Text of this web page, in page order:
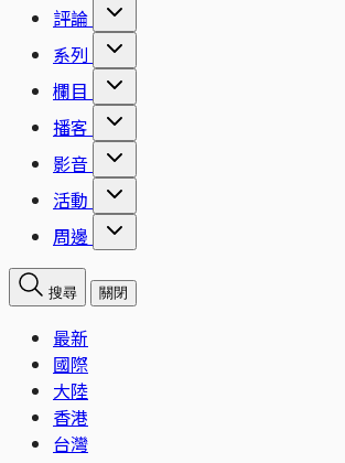
評論
系列
欄目
播客
影音
活動
周邊
搜尋 關閉
最新
國際
大陸
香港
台灣